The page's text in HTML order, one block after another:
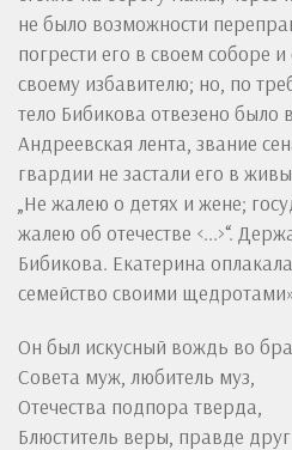
не было возможности
погрести его в своем соборе
своему избавителю; но, по
тело Бибикова отвезено было
Андреевская лента, звание
гвардии не застали его в
„Не жалею о детях и жене;
жалею об отечестве <...>“.
Бибикова. Екатерина
семейство своими
Он был искусный вождь во
Совета муж, любитель муз,
Отечества подпора тверда,
Блюститель веры, правде друг